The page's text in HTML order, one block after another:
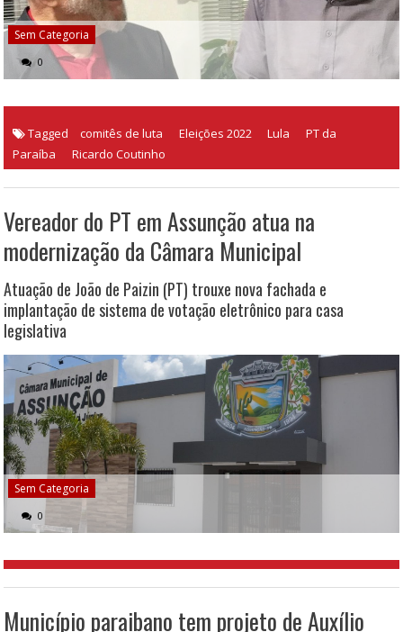
Sem Categoria
0
Tagged comitês de luta Eleições 2022 Lula
PT da
Paraíba
Ricardo Coutinho
Vereador do PT em Assunção atua na
modernização da Câmara Municipal
Atuação de João de Paizin (PT) trouxe nova fachada e
implantação de sistema de votação eletrônico para casa
legislativa
Sem Categoria
0
Município paraibano tem projeto de Auxílio